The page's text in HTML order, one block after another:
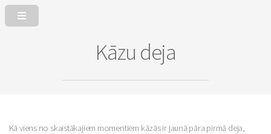
Kāzu deja
Kā viens no skaistākajiem momentiem kāzās ir jaunā pāra pirmā deja,